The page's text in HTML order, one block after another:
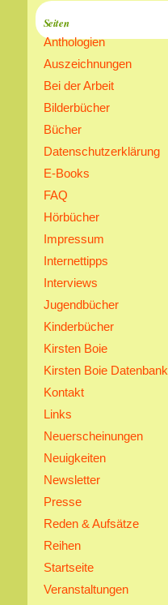
Seiten
Anthologien
Auszeichnungen
Bei der Arbeit
Bilderbücher
Bücher
Datenschutzerklärung
E-Books
FAQ
Hörbücher
Impressum
Internettipps
Interviews
Jugendbücher
Kinderbücher
Kirsten Boie
Kirsten Boie Datenbank
Kontakt
Links
Neuerscheinungen
Neuigkeiten
Newsletter
Presse
Reden & Aufsätze
Reihen
Startseite
Veranstaltungen